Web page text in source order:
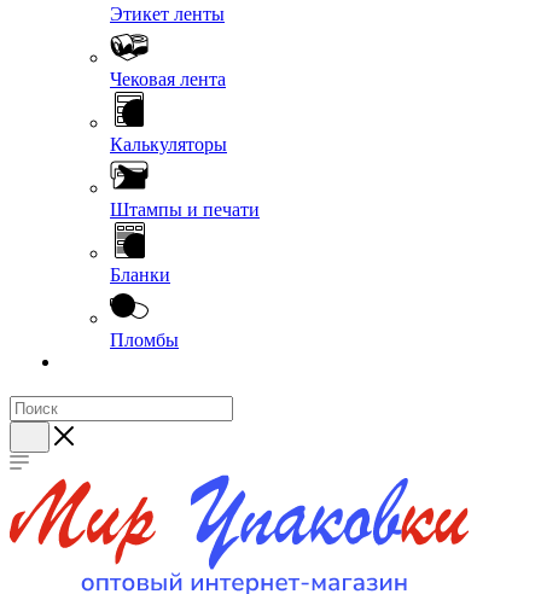
Этикет ленты
Чековая лента
Калькуляторы
Штампы и печати
Бланки
Пломбы